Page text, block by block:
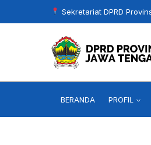
to
Sekretariat DPRD
BERANDA PROFIL